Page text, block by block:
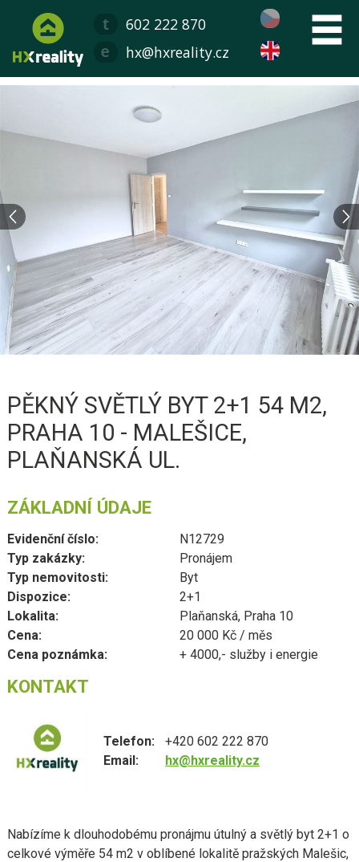
602 222 870
hx@hxreality.cz
PĚKNÝ SVĚTLÝ BYT 2+1 54 M2,
PRAHA 10 - MALEŠICE,
PLAŇANSKÁ UL.
ZÁKLADNÍ ÚDAJE
Evidenční číslo:
N12729
Typ zakázky:
Pronájem
Typ nemovitosti:
Byt
Dispozice:
2+1
Lokalita:
Plaňanská, Praha 10
Cena:
20 000 Kč / měs
Cena poznámka:
+ 4000,- služby i energie
KONTAKT
Telefon:
+420 602 222 870
Email:
hx@hxreality.cz
Nabízíme k dlouhodobému pronájmu útulný a světlý byt 2+1 o
celkové výměře 54 m2 v oblíbené lokalitě pražských Malešic,